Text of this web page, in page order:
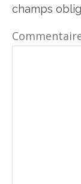
champs